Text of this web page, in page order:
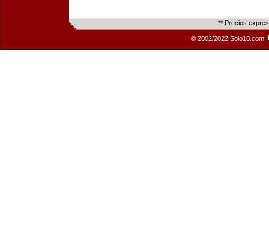
** Precios
© 2002/2022 Solo10.com